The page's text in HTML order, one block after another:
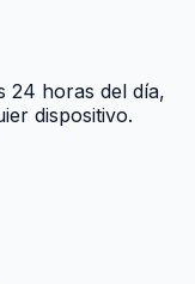
24 horas del día,
dispositivo.